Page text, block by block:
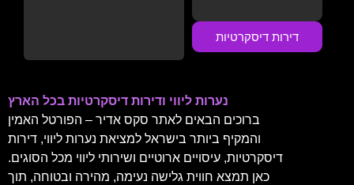
דירות דיסקרטיות
נערות ליווי ודירות דיסקרטיות בכל הארץ
ברוכים הבאים לאתר סקס אדיר – הפורטל האמין
והמקיף ביותר בישראל למציאת נערות ליווי, דירות
דיסקרטיות, עיסויים ארוטיים ושירותי ליווי מכל הסוגים.
כאן תמצא חווית גלישה נעימה, מהירה ובטוחה, תוך